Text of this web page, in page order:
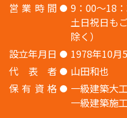
営 業 時 間
9：00〜18
土日祝日も
除く）
設立年月日
1978年10月
代
表 者
山田和也
保 有 資 格
一級建築大
一級建築施